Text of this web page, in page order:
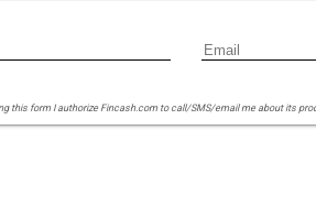
this form I authorize Fincash.com to call/SMS/email me about its